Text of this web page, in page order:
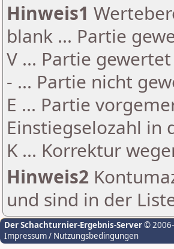
Hinweis1
blank ... Partie
V ... Partie
- ... Partie nicht
E ... Partie
Einstiegselozahl in
K ... Korrektur
Hinweis2
und sind in der
Der Schachturnier-Ergebnis-Server©
Impressum / Nutzungsbedingungen